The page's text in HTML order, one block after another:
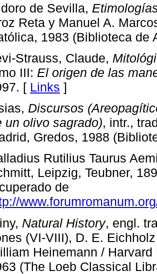
de Sevilla,
Reta y Manuel A.
1983 (Biblioteca
Strauss, Claude,
III: El origen de las
[ Links ]
Discursos
un olivo sagrado), intr.,
Gredos, 1988
Rutilius Taurus
Leipzig, Teubner,
de
Natural History, engl.
(VI-VIII), D. E.
Heinemann /
(The Loeb Classical